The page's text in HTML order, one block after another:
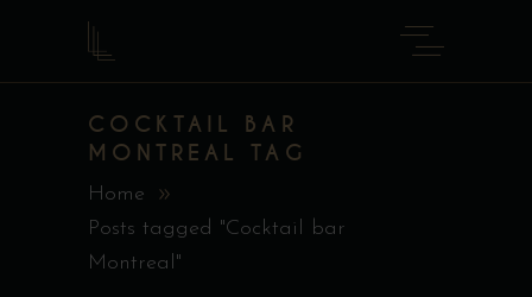
COCKTAIL BAR
MONTREAL TAG
Home
Posts tagged "Cocktail bar
Montreal"